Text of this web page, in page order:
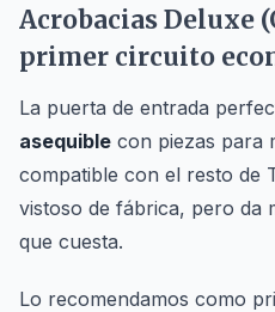
Acrobacias Deluxe
primer circuito
La puerta de entrada
asequible con piezas para
compatible con el resto de
vistoso de fábrica, pero da
que cuesta.
Lo recomendamos como